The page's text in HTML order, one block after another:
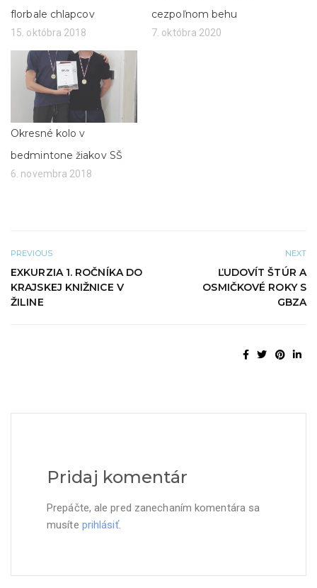
t
e
(
O
v
o
r
v
n
v
o
m
o
O
t
v
o
r
í
s
v
n
o
m
k
n
e
)
florbale chlapcov
15. októbra 2018
cezpoľnom behu
7. októbra 2020
Okresné kolo v
bedmintone žiakov SŠ
6. novembra 2018
PREVIOUS
EXKURZIA 1. ROČNÍKA DO
KRAJSKEJ KNIŽNICE V
ŽILINE
NEXT
ĽUDOVÍT ŠTÚR A
OSMIČKOVÉ ROKY S
GBZA
Pridaj komentár
Prepáčte, ale pred zanechaním komentára sa
musíte prihlásiť.